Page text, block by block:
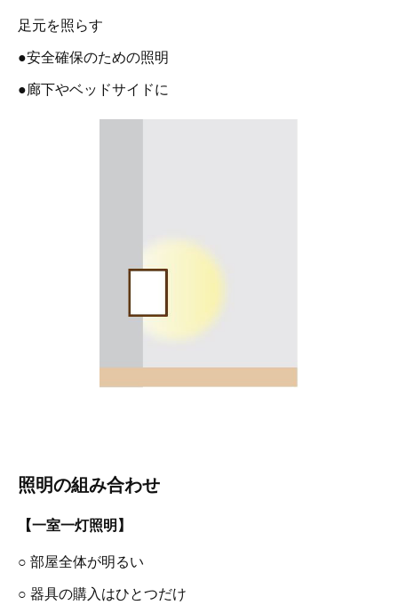
足元を照らす
●安全確保のための照明
●廊下やベッドサイドに
照明の組み合わせ
【一室一灯照明】
○ 部屋全体が明るい
○ 器具の購入はひとつだけ